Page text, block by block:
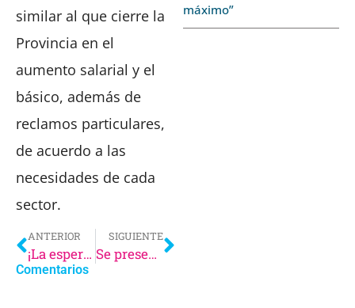
similar al que cierre la
Provincia en el
aumento salarial y el
básico, además de
reclamos particulares,
de acuerdo a las
necesidades de cada
sector.
ANTERIOR
¡La espera terminó! ¡Vuelven Los Gardelitos!
SIGUIENTE
Se presentaron cinco ofertas para las obras en el Hospital San Bernardo
Comentarios
máximo”